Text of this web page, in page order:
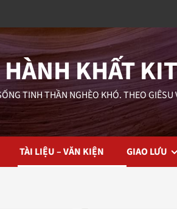
HÀNH KHẤT
TINH THẦN NGHÈO KHÓ. THEO GIÊSU
TÀI LIỆU – VĂN KIỆN GIAO LƯU